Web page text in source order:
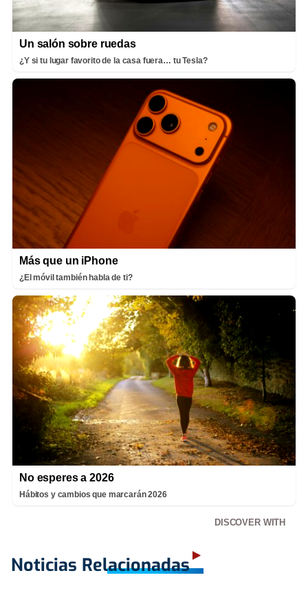
Un salón sobre ruedas
¿Y si tu lugar favorito de la casa fuera… tu Tesla?
Más que un iPhone
¿El móvil también habla de ti?
No esperes a 2026
Hábitos y cambios que marcarán 2026
DISCOVER WITH
Noticias Relacionadas